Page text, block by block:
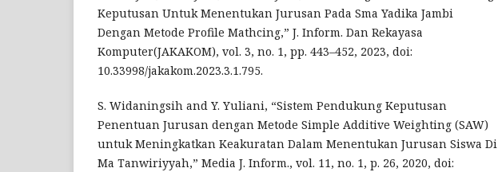
Keputusan Untuk Menentukan Jurusan Pada Sma Yadika Jambi
Dengan Metode Profile Mathcing,” J. Inform. Dan Rekayasa
Komputer(JAKAKOM), vol. 3, no. 1, pp. 443–452, 2023, doi:
10.33998/jakakom.2023.3.1.795.
S. Widaningsih and Y. Yuliani, “Sistem Pendukung Keputusan
Penentuan Jurusan dengan Metode Simple Additive Weighting (SAW)
untuk Meningkatkan Keakuratan Dalam Menentukan Jurusan Siswa Di
Ma Tanwiriyyah,” Media J. Inform., vol. 11, no. 1, p. 26, 2020, doi: